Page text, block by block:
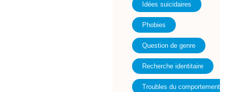
Idées suicidaires
Phobies
Question de genre
Recherche identitaire
Troubles du comportement